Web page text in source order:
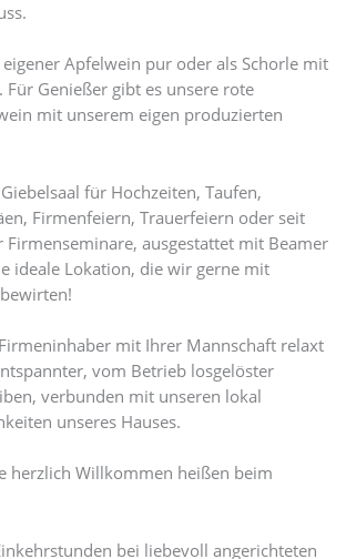
Apfelwein pur oder als Schorle mit
Für Genießer gibt es unsere rote
mit unserem eigen produzierten
für Hochzeiten, Taufen,
Firmenfeiern, Trauerfeiern oder seit
Firmenseminare, ausgestattet mit Beamer
ideale Lokation, die wir gerne mit
mit Ihrer Mannschaft relaxt
vom Betrieb losgelöster
verbunden mit unseren lokal
unseres Hauses.
herzlich Willkommen heißen beim
bei liebevoll angerichteten